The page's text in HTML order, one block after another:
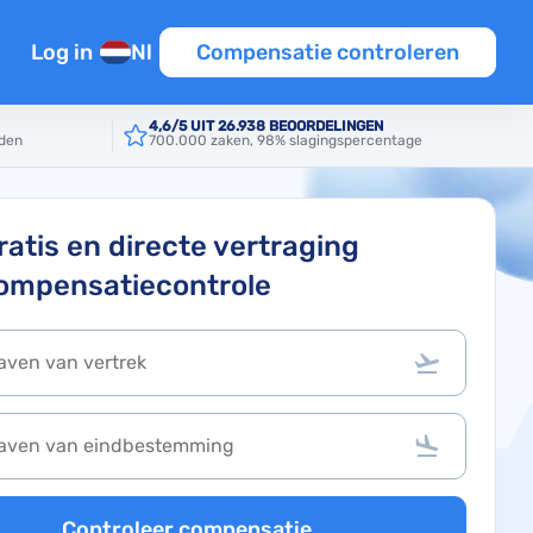
EU
Log in Nl Compensatie controleren
4,6/5 UIT 26.938 BEOORDELINGEN
700.000 zaken, 98% slagingspercentage
en directe vertraging